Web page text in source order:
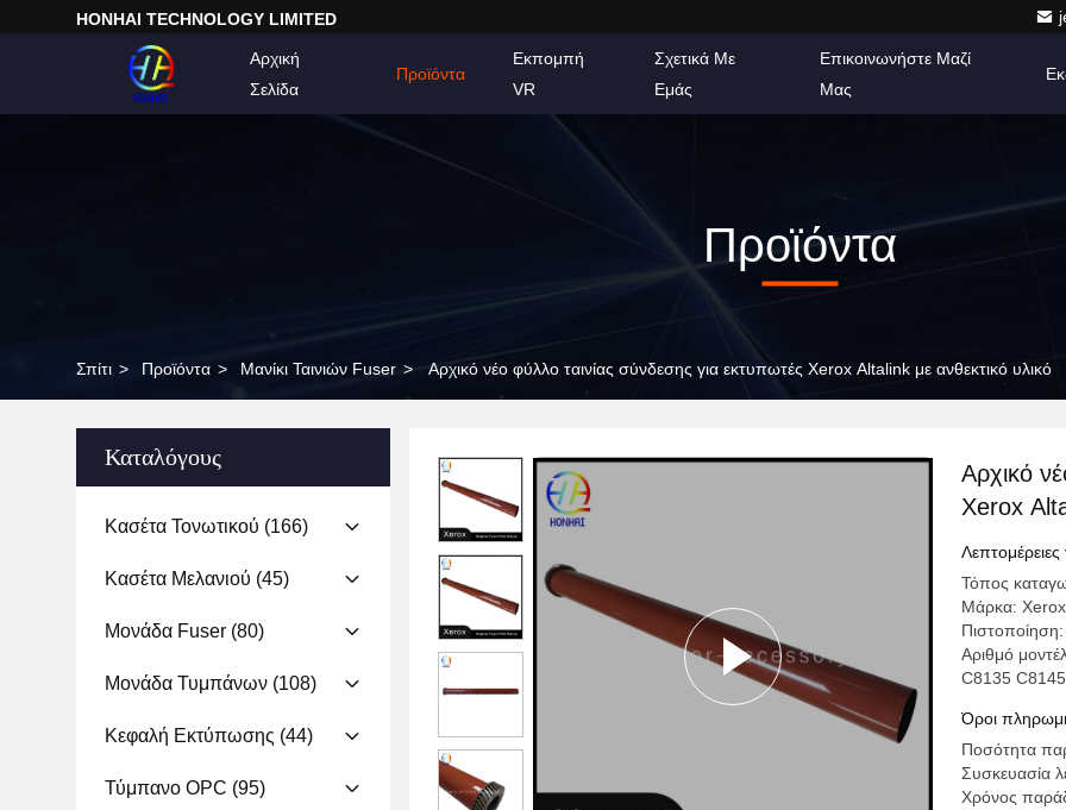
HONHAI TECHNOLOGY LIMITED
Αρχική
Σελίδα
Προϊόντα
Εκπομπή
VR
Σχετικά Με
Εμάς
Επικοινωνήστε Μαζί
Μας
Προϊόντα
Σπίτι > Προϊόντα > Μανίκι Ταινιών Fuser > Αρχικό νέο φύλλο ταινίας σύνδεσης για εκτυπωτές Xerox Altalink με ανθεκτικό υλικό
Καταλόγους
Κασέτα Τονωτικού (166)
Κασέτα Μελανιού (45)
Μονάδα Fuser (80)
Μονάδα Τυμπάνων (108)
Κεφαλή Εκτύπωσης (44)
Τύμπανο OPC (95)
Αρχικό
Xerox
Τόπος
Μάρκα: Xerox
Αριθμό
C8135
Όροι
Ποσότητα
Συσκευασία
Χρόνος